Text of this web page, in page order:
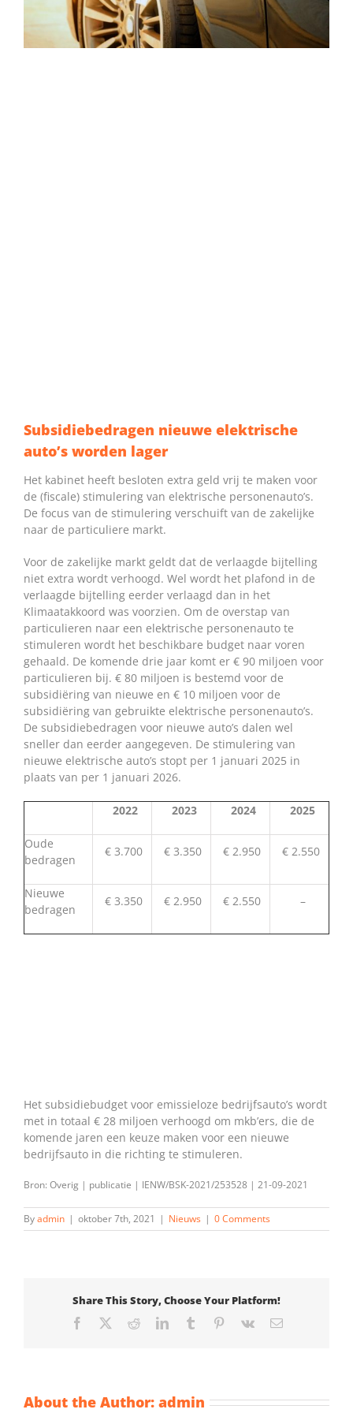
Subsidiebedragen nieuwe elektrische
auto’s worden lager
Het kabinet heeft besloten extra geld vrij te maken voor
de (fiscale) stimulering van elektrische personenauto’s.
De focus van de stimulering verschuift van de zakelijke
naar de particuliere markt.
Voor de zakelijke markt geldt dat de verlaagde bijtelling
niet extra wordt verhoogd. Wel wordt het plafond in de
verlaagde bijtelling eerder verlaagd dan in het
Klimaatakkoord was voorzien. Om de overstap van
particulieren naar een elektrische personenauto te
stimuleren wordt het beschikbare budget naar voren
gehaald. De komende drie jaar komt er € 90 miljoen voor
particulieren bij. € 80 miljoen is bestemd voor de
subsidiëring van nieuwe en € 10 miljoen voor de
subsidiëring van gebruikte elektrische personenauto’s.
De subsidiebedragen voor nieuwe auto’s dalen wel
sneller dan eerder aangegeven. De stimulering van
nieuwe elektrische auto’s stopt per 1 januari 2025 in
plaats van per 1 januari 2026.
2022 2023 2024 2025
Oude
bedragen
€ 3.700 € 3.350 € 2.950 € 2.550
Nieuwe
bedragen
€ 3.350 € 2.950 € 2.550 –
Het subsidiebudget voor emissieloze bedrijfsauto’s wordt
met in totaal € 28 miljoen verhoogd om mkb’ers, die de
komende jaren een keuze maken voor een nieuwe
bedrijfsauto in die richting te stimuleren.
Bron: Overig | publicatie | IENW/BSK-2021/253528 | 21-09-2021
Byadmin | oktober 7th, 2021 | Nieuws | 0 Comments
Share This Story, Choose Your Platform!
Facebook RedditLinkedInTumblr Pinterest
Vk Email
About the Author: admin